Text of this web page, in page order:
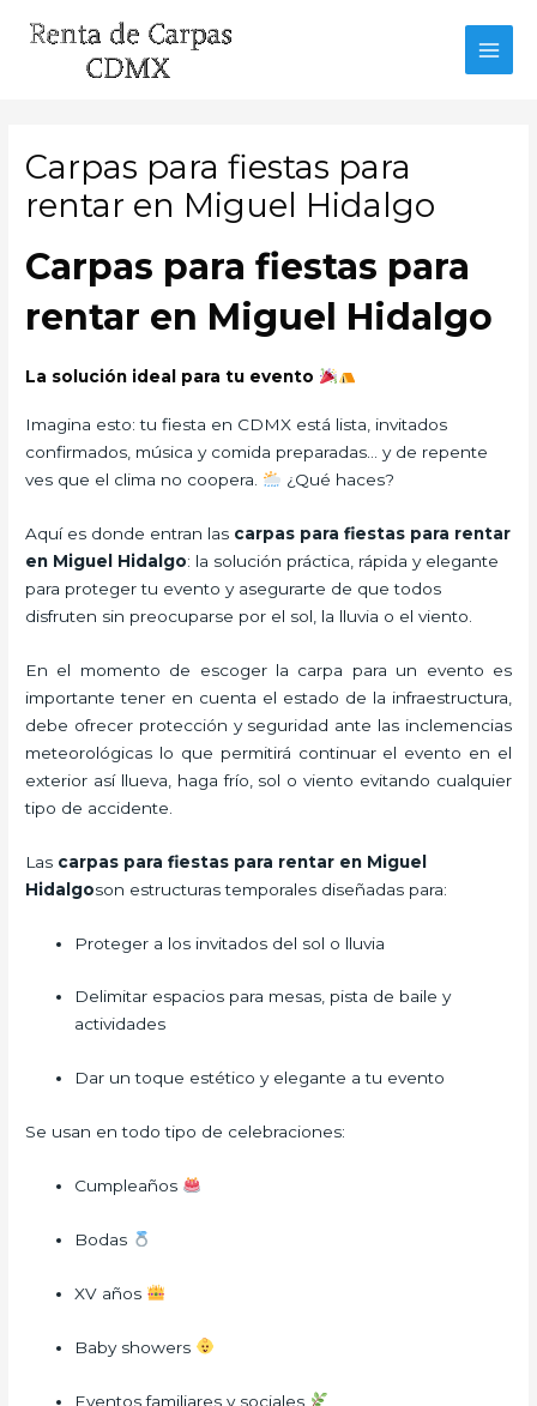
Carpas para fiestas para
rentar en Miguel Hidalgo
Carpas para fiestas para
rentar en Miguel Hidalgo
La solución ideal para tu evento
Imagina esto: tu fiesta en CDMX está lista, invitados
confirmados, música y comida preparadas… y de repente
ves que el clima no coopera.
¿Qué haces?
Aquí es donde entran las carpas para fiestas para rentar
en Miguel Hidalgo: la solución práctica, rápida y elegante
para proteger tu evento y asegurarte de que todos
disfruten sin preocuparse por el sol, la lluvia o el viento.
En el momento de escoger la carpa para un evento es
importante tener en cuenta el estado de la infraestructura,
debe ofrecer protección y seguridad ante las inclemencias
meteorológicas lo que permitirá continuar el evento en el
exterior así llueva, haga frío, sol o viento evitando cualquier
tipo de accidente.
Las carpas para fiestas para rentar en Miguel
Hidalgoson estructuras temporales diseñadas para:
Proteger a los invitados del sol o lluvia
Delimitar espacios para mesas, pista de baile y
actividades
Dar un toque estético y elegante a tu evento
Se usan en todo tipo de celebraciones:
Cumpleaños
Bodas
XV años
Baby showers
Eventos familiares y sociales